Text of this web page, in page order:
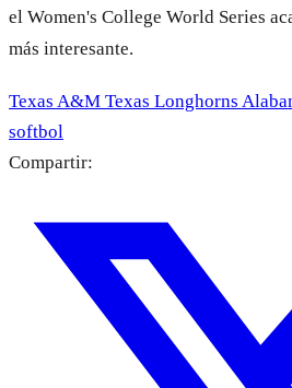
el Women's College World Series
más interesante.
Texas A&M Texas Longhorns
softbol
Compartir: